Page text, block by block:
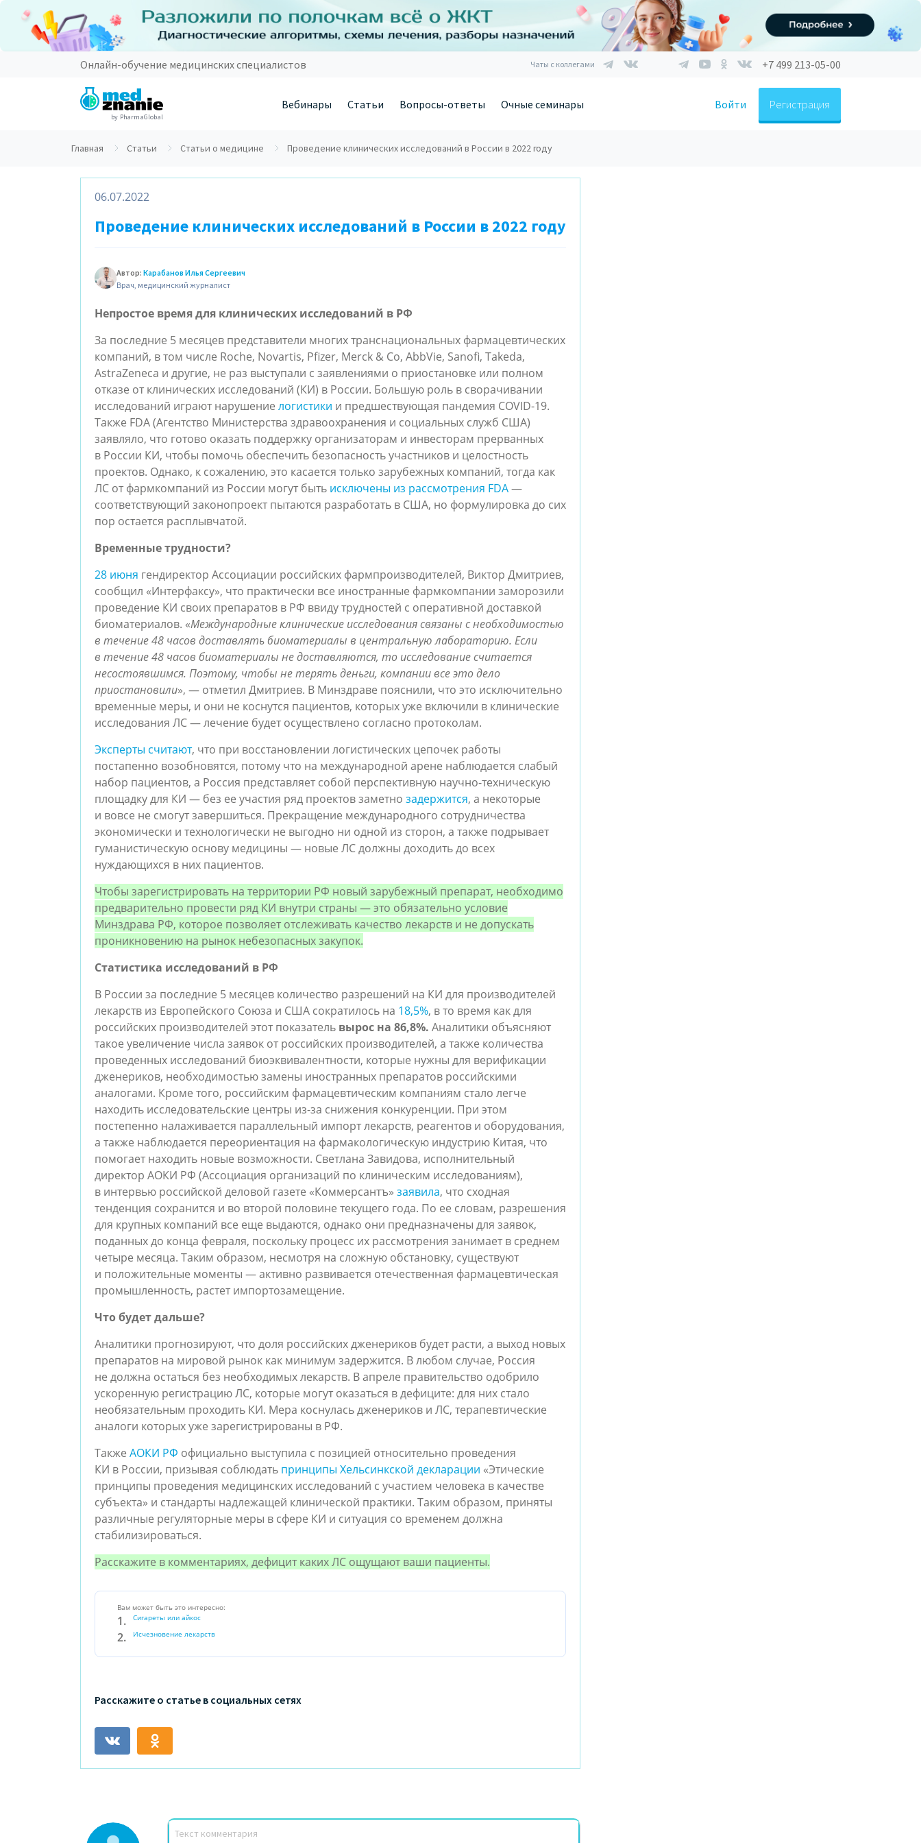
Онлайн-обучение медицинских специалистов Чаты с коллегами +7 499 213-05-00
by PharmaGlobal
Вебинары Статьи Вопросы-ответы Очные семинары Войти Регистрация
Главная Статьи Статьи о медицине Проведение клинических исследований в России в 2022 году
06.07.2022
Проведение клинических исследований в России в 2022 году
Автор: Карабанов Илья Сергеевич
Врач, медицинский журналист
Непростое время для клинических исследований в РФ
За последние 5 месяцев представители многих транснациональных фармацевтических
компаний, в том числе Roche, Novartis, Pfizer, Merck & Co, AbbVie, Sanofi, Takeda,
AstraZeneca и другие, не раз выступали с заявлениями о приостановке или полном
отказе от клинических исследований (КИ) в России. Большую роль в сворачивании
исследований играют нарушение логистики и предшествующая пандемия COVID-19.
Также FDA (Агентство Министерства здравоохранения и социальных служб США)
заявляло, что готово оказать поддержку организаторам и инвесторам прерванных
в России КИ, чтобы помочь обеспечить безопасность участников и целостность
проектов. Однако, к сожалению, это касается только зарубежных компаний, тогда как
ЛС от фармкомпаний из России могут быть исключены из рассмотрения FDA—
соответствующий законопроект пытаются разработать в США, но формулировка до сих
пор остается расплывчатой.
Временные трудности?
28 июня гендиректор Ассоциации российских фармпроизводителей, Виктор Дмитриев,
сообщил «Интерфаксу», что практически все иностранные фармкомпании заморозили
проведение КИ своих препаратов в РФ ввиду трудностей с оперативной доставкой
биоматериалов. «Международные клинические исследования связаны с необходимостью
в течение 48 часов доставлять биоматериалы в центральную лабораторию. Если
в течение 48 часов биоматериалы не доставляются, то исследование считается
несостоявшимся. Поэтому, чтобы не терять деньги, компании все это дело
приостановили», — отметил Дмитриев. В Минздраве пояснили, что это исключительно
временные меры, и они не коснутся пациентов, которых уже включили в клинические
исследования ЛС — лечение будет осуществлено согласно протоколам.
Эксперты считают, что при восстановлении логистических цепочек работы
постапенно возобновятся, потому что на международной арене наблюдается слабый
набор пациентов, а Россия представляет собой перспективную научно-техническую
площадку для КИ — без ее участия ряд проектов заметно задержится, а некоторые
и вовсе не смогут завершиться. Прекращение международного сотрудничества
экономически и технологически не выгодно ни одной из сторон, а также подрывает
гуманистическую основу медицины — новые ЛС должны доходить до всех
нуждающихся в них пациентов.
Чтобы зарегистрировать на территории РФ новый зарубежный препарат, необходимо
предварительно провести ряд КИ внутри страны — это обязательно условие
Минздрава РФ, которое позволяет отслеживать качество лекарств и не допускать
проникновению на рынок небезопасных закупок.
Статистика исследований в РФ
В России за последние 5 месяцев количество разрешений на КИ для производителей
лекарств из Европейского Союза и США сократилось на 18,5%, в то время как для
российских производителей этот показатель вырос на 86,8%. Аналитики объясняют
такое увеличение числа заявок от российских производителей, а также количества
проведенных исследований биоэквивалентности, которые нужны для верификации
дженериков, необходимостью замены иностранных препаратов российскими
аналогами. Кроме того, российским фармацевтическим компаниям стало легче
находить исследовательские центры из-за снижения конкуренции. При этом
постепенно налаживается параллельный импорт лекарств, реагентов и оборудования,
а также наблюдается переориентация на фармакологическую индустрию Китая, что
помогает находить новые возможности. Светлана Завидова, исполнительный
директор АОКИ РФ (Ассоциация организаций по клиническим исследованиям),
в интервью российской деловой газете «Коммерсантъ» заявила, что сходная
тенденция сохранится и во второй половине текущего года. По ее словам, разрешения
для крупных компаний все еще выдаются, однако они предназначены для заявок,
поданных до конца февраля, поскольку процесс их рассмотрения занимает в среднем
четыре месяца. Таким образом, несмотря на сложную обстановку, существуют
и положительные моменты — активно развивается отечественная фармацевтическая
промышленность, растет импортозамещение.
Что будет дальше?
Аналитики прогнозируют, что доля российских дженериков будет расти, а выход новых
препаратов на мировой рынок как минимум задержится. В любом случае, Россия
не должна остаться без необходимых лекарств. В апреле правительство одобрило
ускоренную регистрацию ЛС, которые могут оказаться в дефиците: для них стало
необязательным проходить КИ. Мера коснулась дженериков и ЛС, терапевтические
аналоги которых уже зарегистрированы в РФ.
Также АОКИ РФ официально выступила с позицией относительно проведения
КИ в России, призывая соблюдать принципы Хельсинкской декларации «Этические
принципы проведения медицинских исследований с участием человека в качестве
субъекта» и стандарты надлежащей клинической практики. Таким образом, приняты
различные регуляторные меры в сфере КИ и ситуация со временем должна
стабилизироваться.
Расскажите в комментариях, дефицит каких ЛС ощущают ваши пациенты.
Вам может быть это интересно:
Сигареты или айкос
Исчезновение лекарств
Расскажите о статье в социальных сетях